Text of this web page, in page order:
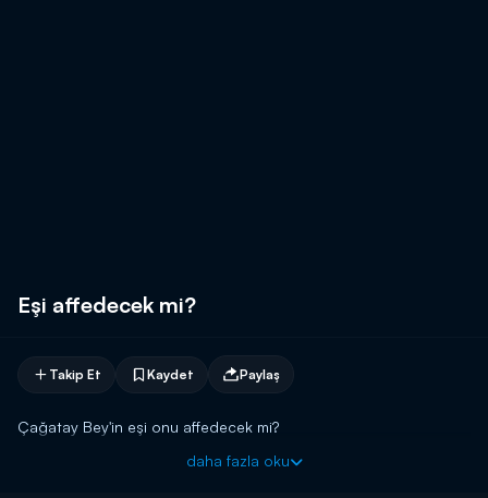
Eşi affedecek mi?
Takip Et Kaydet Paylaş
Çağatay Bey'in eşi onu affedecek mi?
daha fazla oku